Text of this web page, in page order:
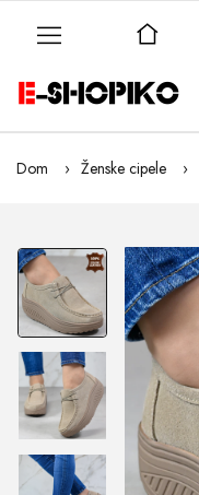
Dom Ženske cipele